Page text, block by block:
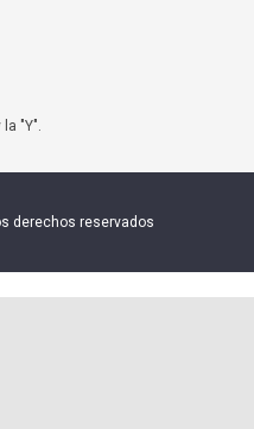
"Y".
derechos reservados